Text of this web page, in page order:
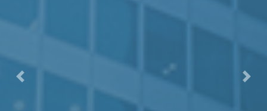
Previous Next